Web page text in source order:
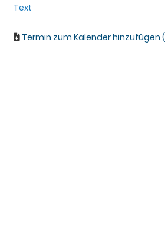
Text
Termin zum Kalender hinzufügen